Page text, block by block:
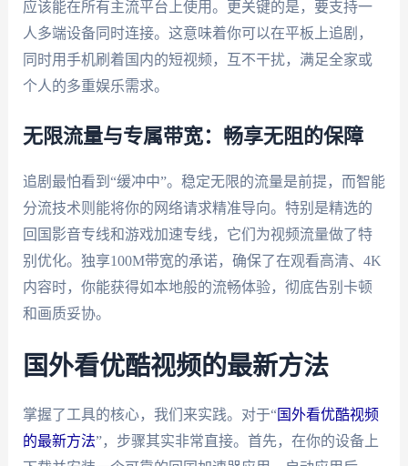
应该能在所有主流平台上使用。更关键的是，要支持一
人多端设备同时连接。这意味着你可以在平板上追剧，
同时用手机刷着国内的短视频，互不干扰，满足全家或
个人的多重娱乐需求。
无限流量与专属带宽：畅享无阻的保障
追剧最怕看到“缓冲中”。稳定无限的流量是前提，而智能
分流技术则能将你的网络请求精准导向。特别是精选的
回国影音专线和游戏加速专线，它们为视频流量做了特
别优化。独享100M带宽的承诺，确保了在观看高清、4K
内容时，你能获得如本地般的流畅体验，彻底告别卡顿
和画质妥协。
国外看优酷视频的最新方法
掌握了工具的核心，我们来实践。对于“国外看优酷视频
的最新方法”，步骤其实非常直接。首先，在你的设备上